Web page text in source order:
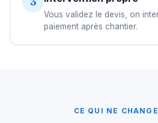
Vous validez le devis, on
paiement après chantier.
CE QUI NE